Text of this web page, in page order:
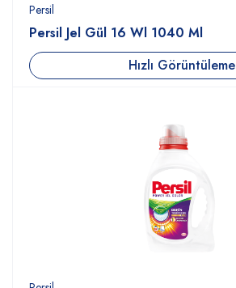
Persil
Persil Jel Gül 16 Wl 1040 Ml
Hızlı Görüntüleme